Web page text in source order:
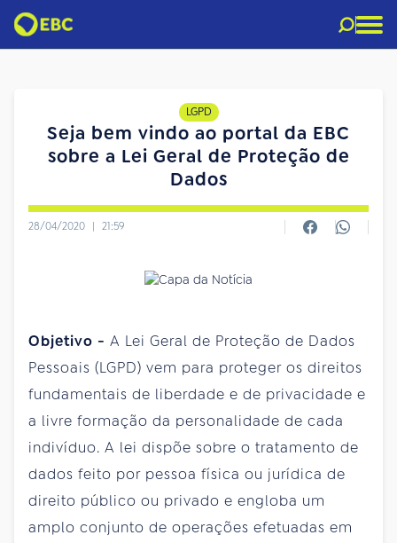
LGPD
Seja bem vindo ao portal da EBC
sobre a Lei Geral de Proteção de
Dados
28/04/2020 | 21:59
Objetivo - A Lei Geral de Proteção de Dados
Pessoais (LGPD) vem para proteger os direitos
fundamentais de liberdade e de privacidade e
a livre formação da personalidade de cada
indivíduo. A lei dispõe sobre o tratamento de
dados feito por pessoa física ou jurídica de
direito público ou privado e engloba um
amplo conjunto de operações efetuadas em